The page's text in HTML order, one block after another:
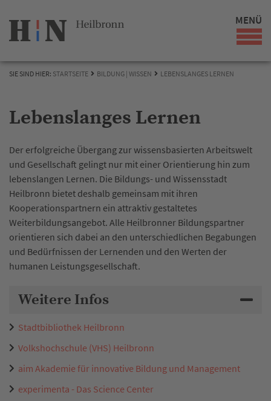
MENÜ
SIE SIND HIER: STARTSEITE BILDUNG | WISSEN LEBENSLANGES LERNEN
Lebenslanges Lernen
Der erfolgreiche Übergang zur wissensbasierten Arbeitswelt
und Gesellschaft gelingt nur mit einer Orientierung hin zum
lebenslangen Lernen. Die Bildungs- und Wissensstadt
Heilbronn bietet deshalb gemeinsam mit ihren
Kooperationspartnern ein attraktiv gestaltetes
Weiterbildungsangebot. Alle Heilbronner Bildungspartner
orientieren sich dabei an den unterschiedlichen Begabungen
und Bedürfnissen der Lernenden und den Werten der
humanen Leistungsgesellschaft.
Weitere Infos
Stadtbibliothek Heilbronn
Volkshochschule (VHS) Heilbronn
aim Akademie für innovative Bildung und Management
experimenta - Das Science Center